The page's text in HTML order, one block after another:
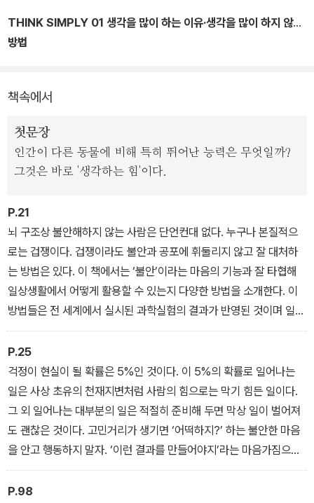
서 알려준다. 그 후 끝없이 이어지는 생각, 고민, 갈등을 벗어나 적절
한 판단과 선택하는 방법을 설명하고 냉철한 이성을 되찾을 수 있도
다. 마지막으로 최신 연구를 통해 밝혀지고 있는 뇌와 몸, 마음의 메커
룬다.
아무 생각 없이 한 장씩 글을 읽으며 비슷한 사례를 찾고, 해결 방법을
THINK SIMPLY 01 생각을 많이 하는 이유·생각을 많이 하지 않는
방법
책속에서
첫문장
인간이 다른 동물에 비해 특히 뛰어난 능력은 무엇일까?
그것은 바로 '생각하는 힘'이다.
P.21
뇌 구조상 불안해하지 않는 사람은 단언컨대 없다. 누구나 본질적으
로는 겁쟁이다. 겁쟁이라도 불안과 공포에 휘둘리지 않고 잘 대처하
는 방법은 있다. 이 책에서는 ‘불안’이라는 마음의 기능과 잘 타협해
일상생활에서 어떻게 활용할 수 있는지 다양한 방법을 소개한다. 이
방법들은 전 세계에서 실시된 과학실험의 결과가 반영된 것이며 일본
국내외 대학 및 연구기관에서 내놓은 문헌도 참고했다.
P.25
걱정이 현실이 될 확률은 5%인 것이다. 이 5%의 확률로 일어나는
일은 사상 초유의 천재지변처럼 사람의 힘으로는 막기 힘든 일이다.
그 외 일어나는 대부분의 일은 적절히 준비해 두면 막상 일이 벌어져
도 괜찮은 것이다. 고민거리가 생기면 ‘어떡하지?’ 하는 불안한 마음
을 안고 행동하지 말자. ‘이런 결과를 만들어야지’라는 마음가짐으로
적절한 대책과 준비 등을 생각해 보자.
P.98